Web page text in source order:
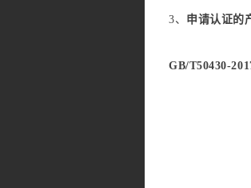
3、 申请认证的
GB/T50430-